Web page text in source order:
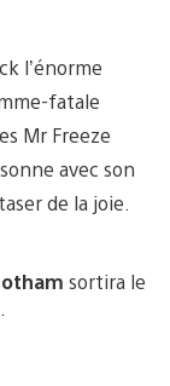
l’énorme
fatale
Mr Freeze
avec son
de la joie.
sortira le